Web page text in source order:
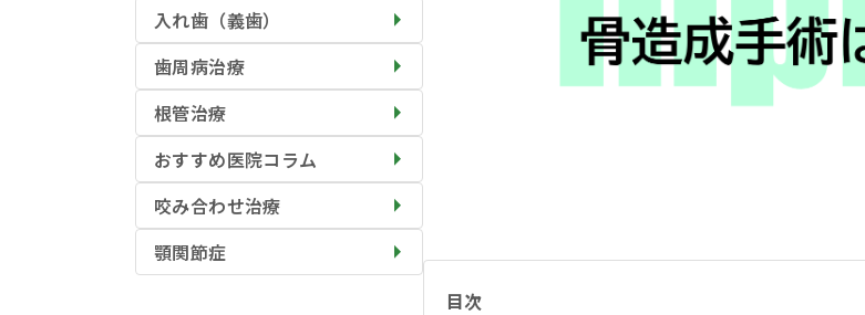
入れ歯（義歯）
歯周病治療
根管治療
おすすめ医院コラム
咬み合わせ治療
顎関節症
目次